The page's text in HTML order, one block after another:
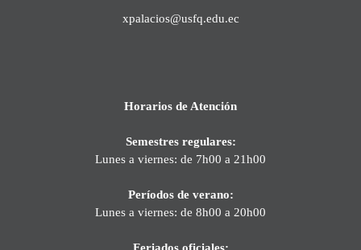
xpalacios@usfq.edu.ec
Horarios de Atención
Semestres regulares:
Lunes a viernes: de 7h00 a 21h00
Períodos de verano:
Lunes a viernes: de 8h00 a 20h00
Feriados oficiales: